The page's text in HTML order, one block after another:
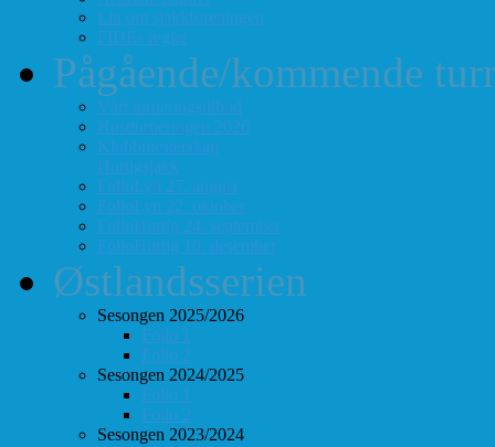
Litt om sjakkforeningen
FIDEs regler
Pågående/kommende
Vårt turneringstilbud
Høstturneringen 2026
Klubbmesterskap
Hurtigsjakk
FolloLyn 27. august
FolloLyn 22. oktober
FolloHurtig 24. september
FolloHurtig 10. desember
Østlandsserien
Sesongen 2025/2026
Follo 1
Follo 2
Sesongen 2024/2025
Follo 1
Follo 2
Sesongen 2023/2024